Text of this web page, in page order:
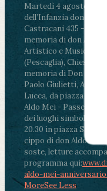
Martedì 4 agosto2026
dell’Infanzia don Aldo
Castracani 435 -
memoria di don Aldo
Artistico e Musicale
(Pescaglia), Chiesa
memoria di Don Aldo
Paolo Giulietti,
Lucca, da piazza San
Aldo Mei -
dei luoghi simbolo
20.30 in piazza San
cippo di don Aldo Mei
soste, letture
programma qui:
aldo-mei-
MoreSee Less